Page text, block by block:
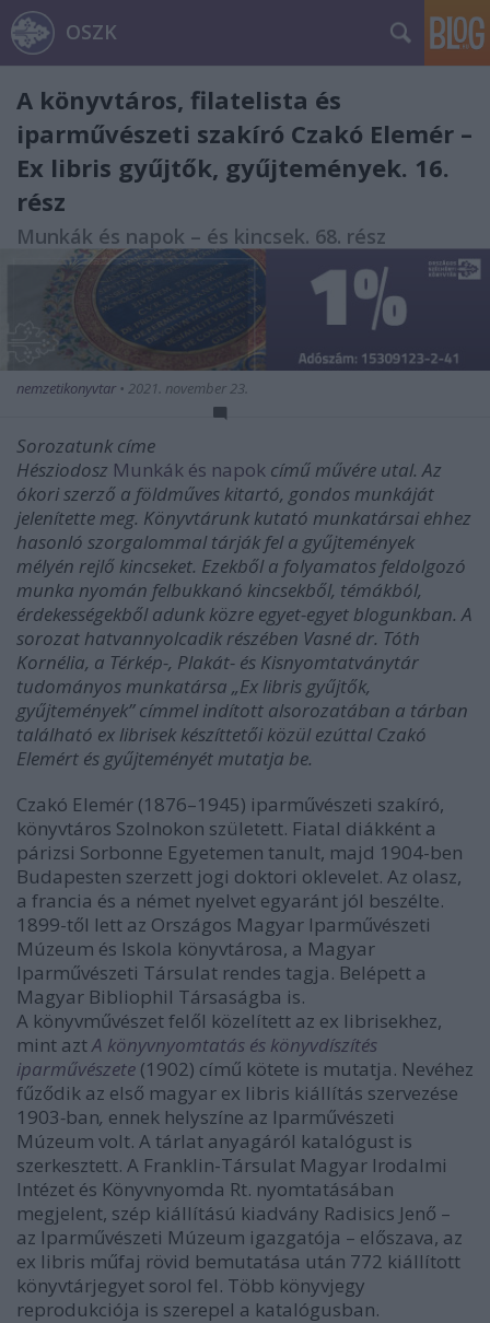
OSZK
A könyvtáros, filatelista és
iparművészeti szakíró Czakó Elemér –
Ex libris gyűjtők, gyűjtemények. 16.
rész
Munkák és napok – és kincsek. 68. rész
nemzetikonyvtar • 2021. november 23.
Sorozatunk címe
Hésziodosz Munkák és napok című művére utal. Az
ókori szerző a földműves kitartó, gondos munkáját
jelenítette meg. Könyvtárunk kutató munkatársai ehhez
hasonló szorgalommal tárják fel a gyűjtemények
mélyén rejlő kincseket. Ezekből a folyamatos feldolgozó
munka nyomán felbukkanó kincsekből, témákból,
érdekességekből adunk közre egyet-egyet blogunkban. A
sorozat hatvannyolcadik részében Vasné dr. Tóth
Kornélia, a Térkép-, Plakát- és Kisnyomtatványtár
tudományos munkatársa „Ex libris gyűjtők,
gyűjtemények” címmel indított alsorozatában a tárban
található ex librisek készíttetői közül ezúttal Czakó
Elemért és gyűjteményét mutatja be.
Czakó Elemér (1876–1945) iparművészeti szakíró,
könyvtáros Szolnokon született. Fiatal diákként a
párizsi Sorbonne Egyetemen tanult, majd 1904-ben
Budapesten szerzett jogi doktori oklevelet. Az olasz,
a francia és a német nyelvet egyaránt jól beszélte.
1899-től lett az Országos Magyar Iparművészeti
Múzeum és Iskola könyvtárosa, a Magyar
Iparművészeti Társulat rendes tagja. Belépett a
Magyar Bibliophil Társaságba is.
A könyvművészet felől közelített az ex librisekhez,
mint aztA könyvnyomtatás és könyvdíszítés
iparművészete (1902) című kötete is mutatja. Nevéhez
fűződik az első magyar ex libris kiállítás szervezése
1903-ban, ennek helyszíne az Iparművészeti
Múzeum volt. A tárlat anyagáról katalógust is
szerkesztett. A Franklin-Társulat Magyar Irodalmi
Intézet és Könyvnyomda Rt. nyomtatásában
megjelent, szép kiállítású kiadvány Radisics Jenő –
az Iparművészeti Múzeum igazgatója – előszava, az
ex libris műfaj rövid bemutatása után 772 kiállított
könyvtárjegyet sorol fel. Több könyvjegy
reprodukciója is szerepel a katalógusban.